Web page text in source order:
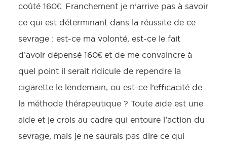
coûté 160€. Franchement je n’arrive pas à savoir
ce qui est déterminant dans la réussite de ce
sevrage : est-ce ma volonté, est-ce le fait
d’avoir dépensé 160€ et de me convaincre à
quel point il serait ridicule de rependre la
cigarette le lendemain, ou est-ce l’efficacité de
la méthode thérapeutique ? Toute aide est une
aide et je crois au cadre qui entoure l’action du
sevrage, mais je ne saurais pas dire ce qui